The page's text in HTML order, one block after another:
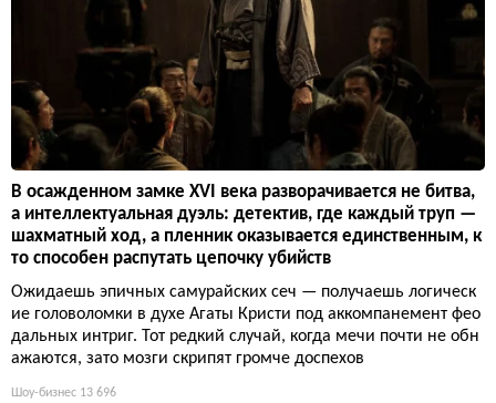
В осажденном замке XVI века разворачивается не битва,
а интеллектуальная дуэль: детектив, где каждый труп —
шахматный ход, а пленник оказывается единственным, к
то способен распутать цепочку убийств
Ожидаешь эпичных самурайских сеч — получаешь логическ
ие головоломки в духе Агаты Кристи под аккомпанемент фео
дальных интриг. Тот редкий случай, когда мечи почти не обн
ажаются, зато мозги скрипят громче доспехов
Шоу-бизнес 13 696